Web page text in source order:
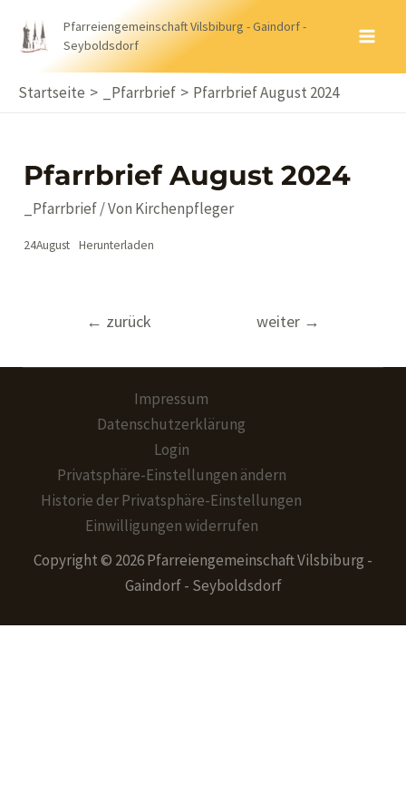
Inhalt
Pfarreiengemeinschaft Vilsbiburg - Gaindorf -
Seyboldsdorf
Startseite _Pfarrbrief Pfarrbrief August 2024
Pfarrbrief August 2024
_Pfarrbrief/ Von Kirchenpfleger
24August Herunterladen
Beitragsnavigation
← zurück weiter →
Impressum
Datenschutzerklärung
Login
Privatsphäre-Einstellungen ändern
Historie der Privatsphäre-Einstellungen
Einwilligungen widerrufen
Copyright © 2026 Pfarreiengemeinschaft Vilsbiburg -
Gaindorf - Seyboldsdorf